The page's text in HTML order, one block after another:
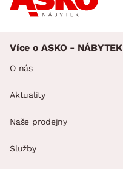
Více o ASKO - NÁBYTEK
O nás
Aktuality
Naše prodejny
Služby